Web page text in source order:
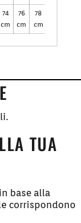
74
cm
76
cm
78
cm
TUA
base alla
corrispondono